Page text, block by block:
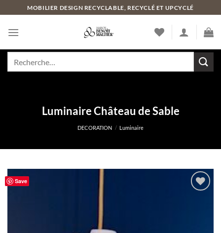
au
contenu
MOBILIER DESIGN RECYCLABLE, RECYCLÉ ET UPCYCLÉ
Luminaire Château de Sable
DECORATION / Luminaire
Save